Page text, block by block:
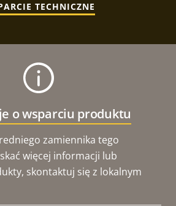
TECHNICZNE
o wsparciu produktu
zamiennika tego
więcej informacji lub
skontaktuj się z lokalnym